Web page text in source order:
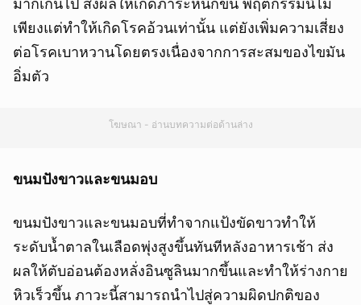
มากเกินไป ส่งผลให้เกิดภาระหนักขึ้น พฤติกรรมนี้ไม่
เพียงแต่ทำให้เกิดโรคอ้วนเท่านั้น แต่ยังเพิ่มความเสี่ยง
ต่อโรคเบาหวานโดยตรงเนื่องจากการสะสมของไขมัน
อิ่มตัว
โฆษณา - อ่านบทความต่อด้านล่าง
ขนมปังขาวและขนมอบ
ขนมปังขาวและขนมอบที่ทำจากแป้งขัดขาวทำให้
ระดับน้ำตาลในเลือดพุ่งสูงขึ้นทันทีหลังอาหารเช้า ส่ง
ผลให้ตับอ่อนต้องหลั่งอินซูลินมากขึ้นและทำให้ร่างกาย
หิวเร็วขึ้น ภาวะนี้สามารถนำไปสู่ความผิดปกติของ